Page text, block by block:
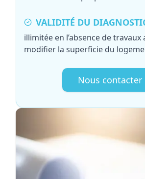
VALIDITÉ DU
illimitée en l’absence de travaux
modifier la superficie du
Nous contacter